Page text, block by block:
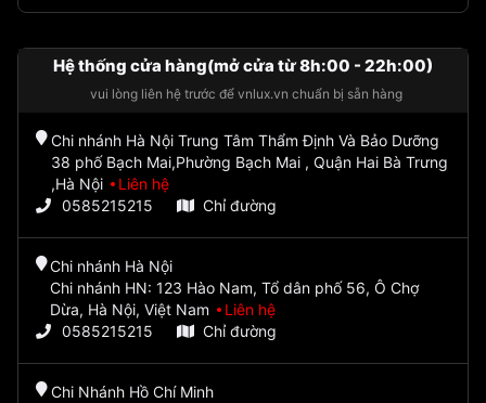
Hệ thống cửa hàng(mở cửa từ 8h:00 - 22h:00)
vui lòng liên hệ trước để vnlux.vn chuẩn bị sẵn hàng
Chi nhánh Hà Nội Trung Tâm Thẩm Định Và Bảo Dưỡng
38 phố Bạch Mai,Phường Bạch Mai , Quận Hai Bà Trưng
,Hà Nội
Liên hệ
0585215215
Chỉ đường
Chi nhánh Hà Nội
Chi nhánh HN: 123 Hào Nam, Tổ dân phố 56, Ô Chợ
Dừa, Hà Nội, Việt Nam
Liên hệ
0585215215
Chỉ đường
Chi Nhánh Hồ Chí Minh